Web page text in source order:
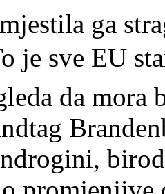
ga
je sve EU
da mora